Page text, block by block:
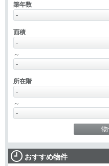
築年数
面積
～
所在階
～
おすすめ物件